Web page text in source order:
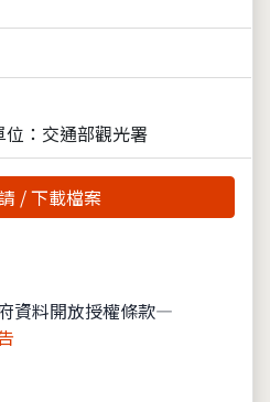
位：交通部觀光署
/ 下載檔案
資料開放授權條款—